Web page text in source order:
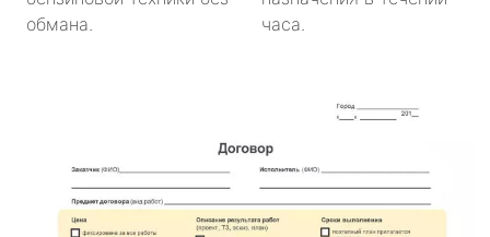
обмана.
часа.